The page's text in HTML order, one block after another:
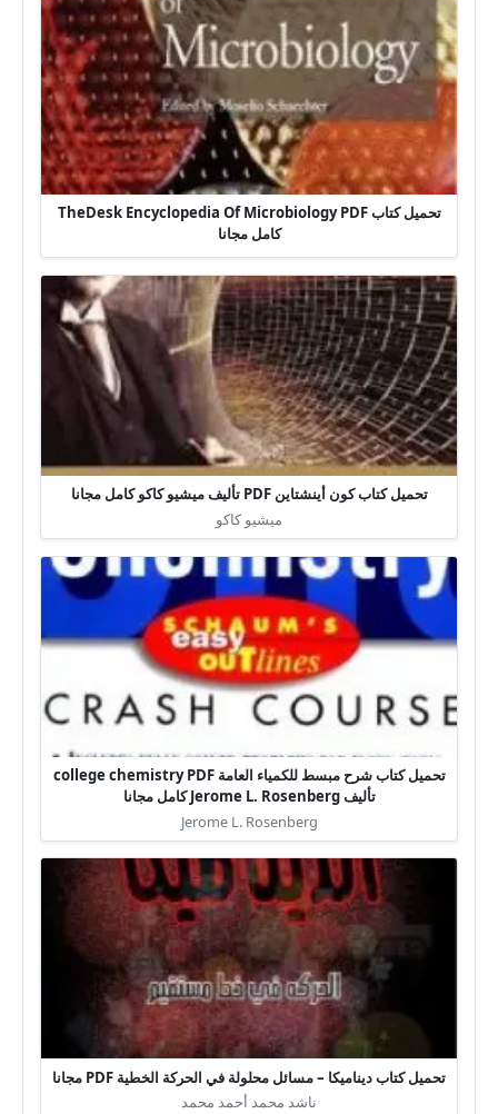
تحميل كتاب TheDesk Encyclopedia Of Microbiology PDF
كامل مجانا
تحميل كتاب كون أينشتاين PDF تأليف ميشيو كاكو كامل مجانا
ميشيو كاكو
تحميل كتاب شرح مبسط للكمياء العامة college chemistry PDF
تأليف Jerome L. Rosenberg كامل مجانا
Jerome L. Rosenberg
تحميل كتاب ديناميكا – مسائل محلولة في الحركة الخطية PDF مجانا
ناشد محمد أحمد محمد